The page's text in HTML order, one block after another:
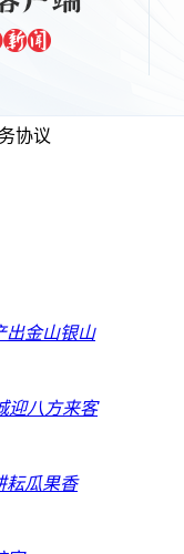
协议
出金山银山
迎八方来客
耘瓜果香